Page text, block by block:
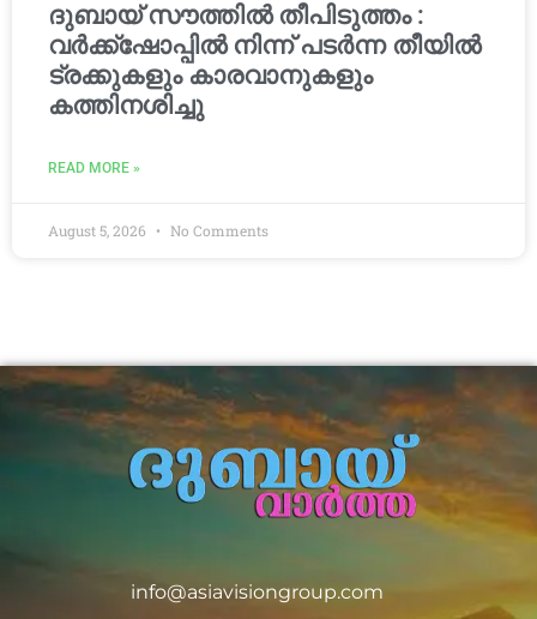
ദുബായ് സൗത്തിൽ തീപിടുത്തം :
വർക്ക്‌ഷോപ്പിൽ നിന്ന് പടർന്ന തീയിൽ
ട്രക്കുകളും കാരവാനുകളും
കത്തിനശിച്ചു
READ MORE »
August 5, 2026 No Comments
info@asiavisiongroup.com